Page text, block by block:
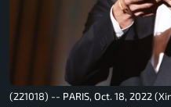
(221018) -- PARIS, Oct. 18, 2022